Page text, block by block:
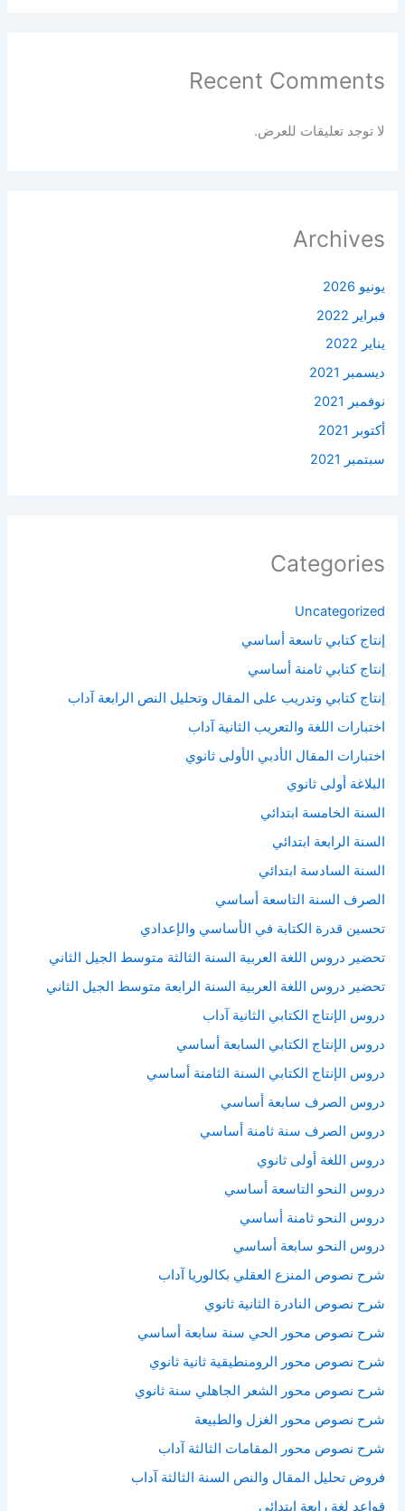
Recent Comments
لا توجد تعليقات للعرض.
Archives
يونيو 2026
فبراير 2022
يناير 2022
ديسمبر 2021
نوفمبر 2021
أكتوبر 2021
سبتمبر 2021
Categories
Uncategorized
إنتاج كتابي تاسعة أساسي
إنتاج كتابي ثامنة أساسي
إنتاج كتابي وتدريب على المقال وتحليل النص الرابعة آداب
اختبارات اللغة والتعريب الثانية آداب
اختبارات المقال الأدبي الأولى ثانوي
البلاغة أولى ثانوي
السنة الخامسة ابتدائي
السنة الرابعة ابتدائي
السنة السادسة ابتدائي
الصرف السنة التاسعة أساسي
تحسين قدرة الكتابة في الأساسي والإعدادي
تحضير دروس اللغة العربية السنة الثالثة متوسط الجيل الثاني
تحضير دروس اللغة العربية السنة الرابعة متوسط الجيل الثاني
دروس الإنتاج الكتابي الثانية آداب
دروس الإنتاج الكتابي السابعة أساسي
دروس الإنتاج الكتابي السنة الثامنة أساسي
دروس الصرف سابعة أساسي
دروس الصرف سنة ثامنة أساسي
دروس اللغة أولى ثانوي
دروس النحو التاسعة أساسي
دروس النحو ثامنة أساسي
دروس النحو سابعة أساسي
شرح نصوص المنزع العقلي بكالوريا آداب
شرح نصوص النادرة الثانية ثانوي
شرح نصوص محور الحي سنة سابعة أساسي
شرح نصوص محور الرومنطيقية ثانية ثانوي
شرح نصوص محور الشعر الجاهلي سنة ثانوي
شرح نصوص محور الغزل والطبيعة
شرح نصوص محور المقامات الثالثة آداب
فروض تحليل المقال والنص السنة الثالثة آداب
قواعد لغة رابعة ابتدائي